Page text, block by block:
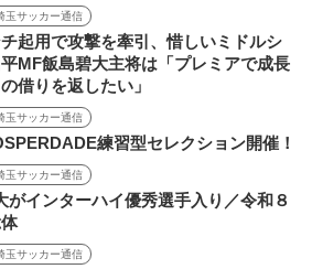
玉サッカー通信
チ起用で攻撃を牽引、惜しいミドルシ
MF飯島碧大主将は「プレミアで成長
借りを返したい」
玉サッカー通信
練習型セレクション開催！
玉サッカー通信
がインターハイ優秀選手入り／令和８
玉サッカー通信